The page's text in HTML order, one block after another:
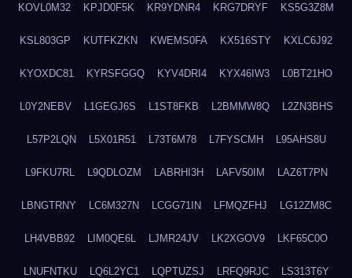
KOVL0M32 KPJD0F5K KR9YDNR4 KRG7DRYF KS5G3Z8M
KSL803GP KUTFKZKN KWEMS0FA KX516STY KXLC6J92
KYOXDC81 KYRSFGGQ KYV4DRI4 KYX46IW3 L0BT21HO
L0Y2NEBV L1GEGJ6S L1ST8FKB L2BMMW8Q L2ZN3BHS
L57P2LQN L5X01R51 L73T6M78 L7FYSCMH L95AHS8U
L9FKU7RL L9QDLOZM LABRHI3H LAFV50IM LAZ6T7PN
LBNGTRNY LC6M327N LCGG71IN LFMQZFHJ LG12ZM8C
LH4VBB92 LIM0QE6L LJMR24JV LK2XGOV9 LKF65C0O
LNUFNTKU LQ6L2YC1 LQPTUZSJ LRFQ9RJC LS313T6Y